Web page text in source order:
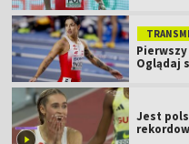
Oglądaj
Jest